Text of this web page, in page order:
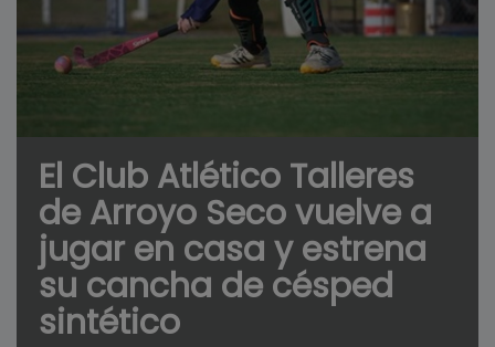
El Club Atlético Talleres
de Arroyo Seco vuelve a
jugar en casa y estrena
su cancha de césped
sintético